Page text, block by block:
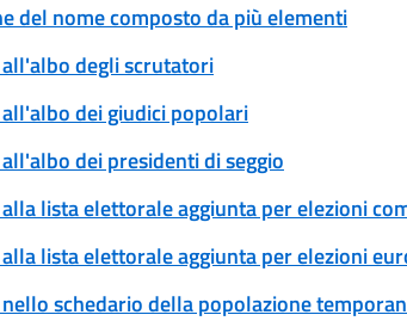
del nome composto da più elementi
degli scrutatori
dei giudici popolari
dei presidenti di seggio
lista elettorale aggiunta per elezioni
lista elettorale aggiunta per elezioni
schedario della popolazione